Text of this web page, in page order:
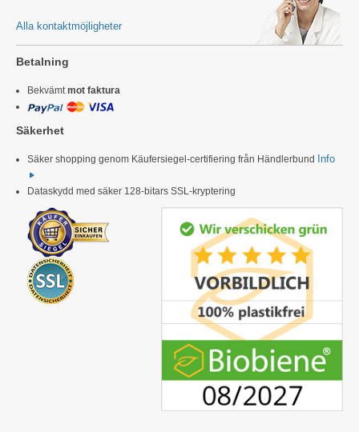
Alla kontaktmöjligheter
Betalning
Bekvämt mot faktura
Säkerhet
Säker shopping genom Käufersiegel-certifiering från Händlerbund Info
Dataskydd med säker 128-bitars SSL-kryptering